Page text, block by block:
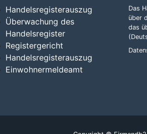
Handelsregisterauszug
Überwachung des
Handelsregister
Registergericht
Handelsregisterauszug
Einwohnermeldeamt
Das
über
das